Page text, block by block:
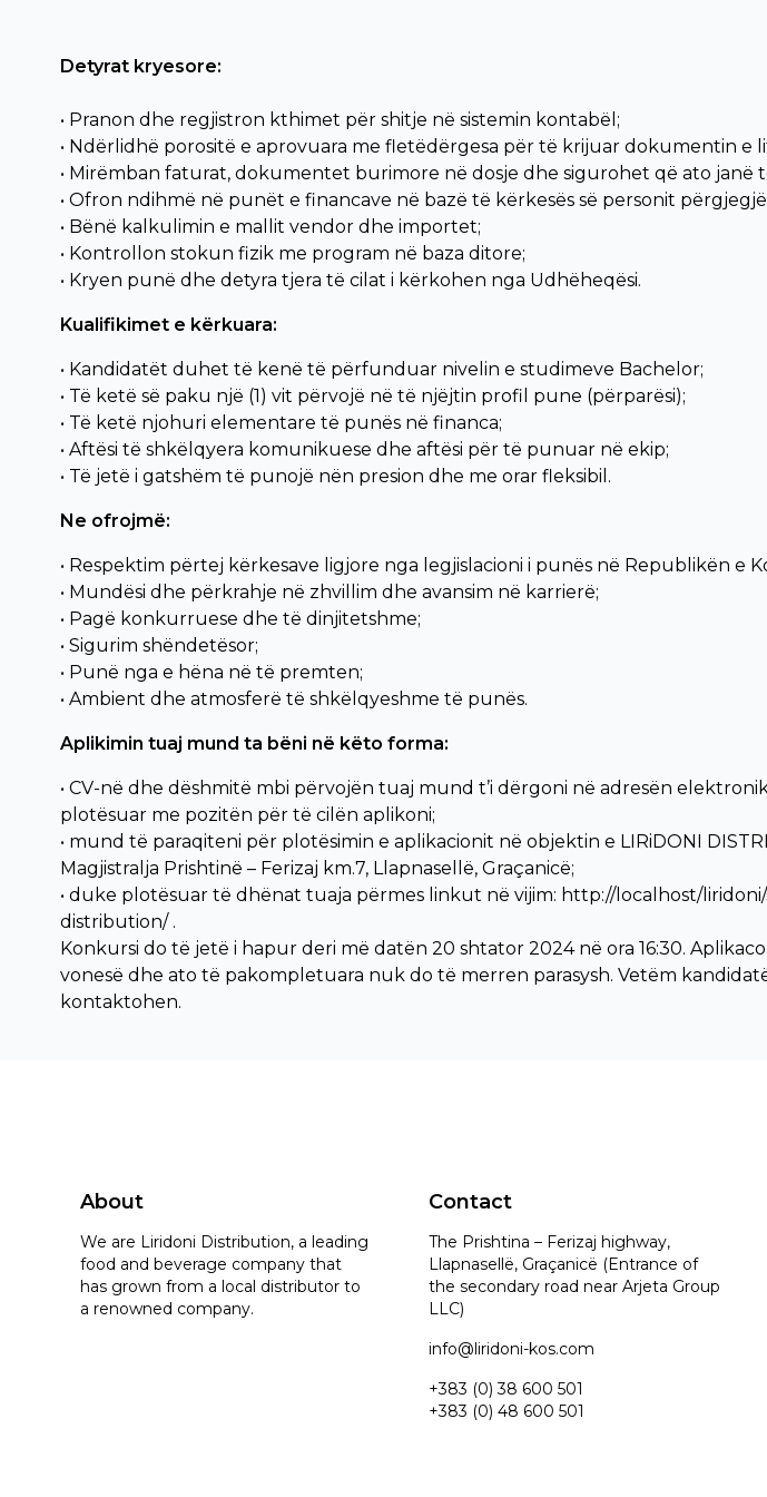
Detyrat kryesore:
• Pranon dhe regjistron kthimet për shitje në sistemin kontabël;
• Ndërlidhë porositë e aprovuara me fletëdërgesa për të krijuar dokumentin e
• Mirëmban faturat, dokumentet burimore në dosje dhe sigurohet që ato janë
• Ofron ndihmë në punët e financave në bazë të kërkesës së personit
• Bënë kalkulimin e mallit vendor dhe importet;
• Kontrollon stokun fizik me program në baza ditore;
• Kryen punë dhe detyra tjera të cilat i kërkohen nga Udhëheqësi.
Kualifikimet e kërkuara:
• Kandidatët duhet të kenë të përfunduar nivelin e studimeve Bachelor;
• Të ketë së paku një (1) vit përvojë në të njëjtin profil pune (përparësi);
• Të ketë njohuri elementare të punës në financa;
• Aftësi të shkëlqyera komunikuese dhe aftësi për të punuar në ekip;
• Të jetë i gatshëm të punojë nën presion dhe me orar fleksibil.
Ne ofrojmë:
• Respektim përtej kërkesave ligjore nga legjislacioni i punës në Republikën e
• Mundësi dhe përkrahje në zhvillim dhe avansim në karrierë;
• Pagë konkurruese dhe të dinjitetshme;
• Sigurim shëndetësor;
• Punë nga e hëna në të premten;
• Ambient dhe atmosferë të shkëlqyeshme të punës.
Aplikimin tuaj mund ta bëni në këto forma:
• CV-në dhe dëshmitë mbi përvojën tuaj mund t’i dërgoni në adresën
plotësuar me pozitën për të cilën aplikoni;
• mund të paraqiteni për plotësimin e aplikacionit në objektin e LIRiDONI
Magjistralja Prishtinë – Ferizaj km.7, Llapnasellë, Graçanicë;
• duke plotësuar të dhënat tuaja përmes linkut në vijim: http://localhost/
distribution/ .
Konkursi do të jetë i hapur deri më datën 20 shtator 2024 në ora 16:30.
vonesë dhe ato të pakompletuara nuk do të merren parasysh. Vetëm
kontaktohen.
About
We are Liridoni Distribution, a leading
food and beverage company that
has grown from a local distributor to
a renowned company.
Contact
The Prishtina – Ferizaj highway,
Llapnasellë, Graçanicë (Entrance of
the secondary road near Arjeta Group
LLC)
info@liridoni-kos.com
+383 (0) 38 600 501
+383 (0) 48 600 501